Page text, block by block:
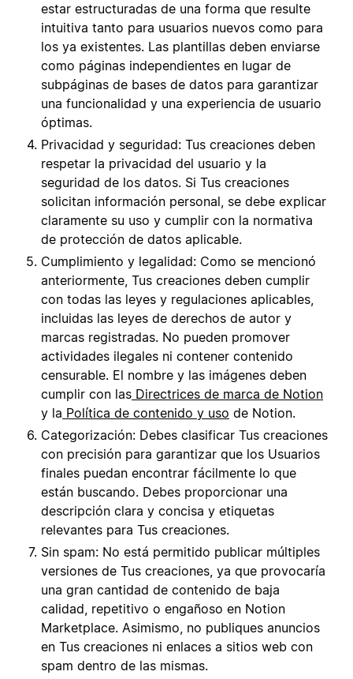
estar estructuradas de una forma que resulte
intuitiva tanto para usuarios nuevos como para
los ya existentes. Las plantillas deben enviarse
como páginas independientes en lugar de
subpáginas de bases de datos para garantizar
una funcionalidad y una experiencia de usuario
óptimas.
Privacidad y seguridad: Tus creaciones deben
respetar la privacidad del usuario y la
seguridad de los datos. Si Tus creaciones
solicitan información personal, se debe explicar
claramente su uso y cumplir con la normativa
de protección de datos aplicable.
Cumplimiento y legalidad: Como se mencionó
anteriormente, Tus creaciones deben cumplir
con todas las leyes y regulaciones aplicables,
incluidas las leyes de derechos de autor y
marcas registradas. No pueden promover
actividades ilegales ni contener contenido
censurable. El nombre y las imágenes deben
cumplir con las Directrices de marca de Notion
y la Política de contenido y uso de Notion.
Categorización: Debes clasificar Tus creaciones
con precisión para garantizar que los Usuarios
finales puedan encontrar fácilmente lo que
están buscando. Debes proporcionar una
descripción clara y concisa y etiquetas
relevantes para Tus creaciones.
Sin spam: No está permitido publicar múltiples
versiones de Tus creaciones, ya que provocaría
una gran cantidad de contenido de baja
calidad, repetitivo o engañoso en Notion
Marketplace. Asimismo, no publiques anuncios
en Tus creaciones ni enlaces a sitios web con
spam dentro de las mismas.